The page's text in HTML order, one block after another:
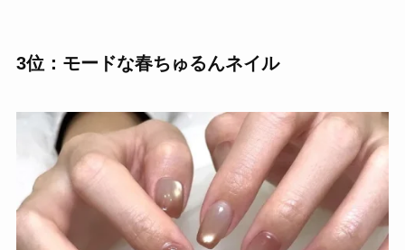
3位：モードな春ちゅるんネイル